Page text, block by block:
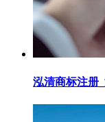
泓清商标注册